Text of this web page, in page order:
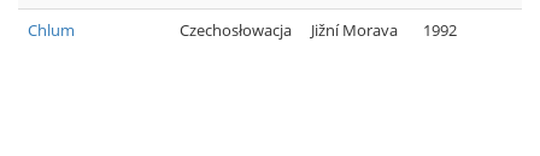
Chlum
Czechosłowacja Jižní Morava 1992